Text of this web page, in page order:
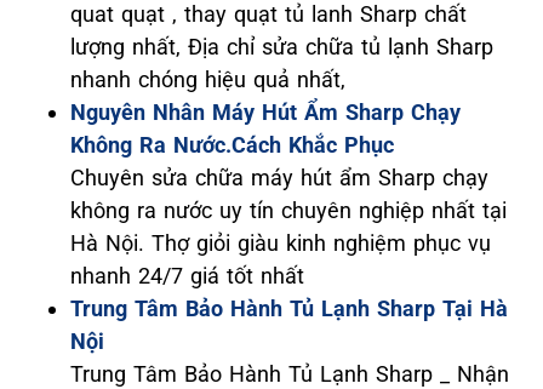
quat quạt , thay quạt tủ lanh Sharp chất
lượng nhất, Địa chỉ sửa chữa tủ lạnh Sharp
nhanh chóng hiệu quả nhất,
Nguyên Nhân Máy Hút Ẩm Sharp Chạy
Không Ra Nước.Cách Khắc Phục
Chuyên sửa chữa máy hút ẩm Sharp chạy
không ra nước uy tín chuyên nghiệp nhất tại
Hà Nội. Thợ giỏi giàu kinh nghiệm phục vụ
nhanh 24/7 giá tốt nhất
Trung Tâm Bảo Hành Tủ Lạnh Sharp Tại Hà
Nội
Trung Tâm Bảo Hành Tủ Lạnh Sharp _ Nhận